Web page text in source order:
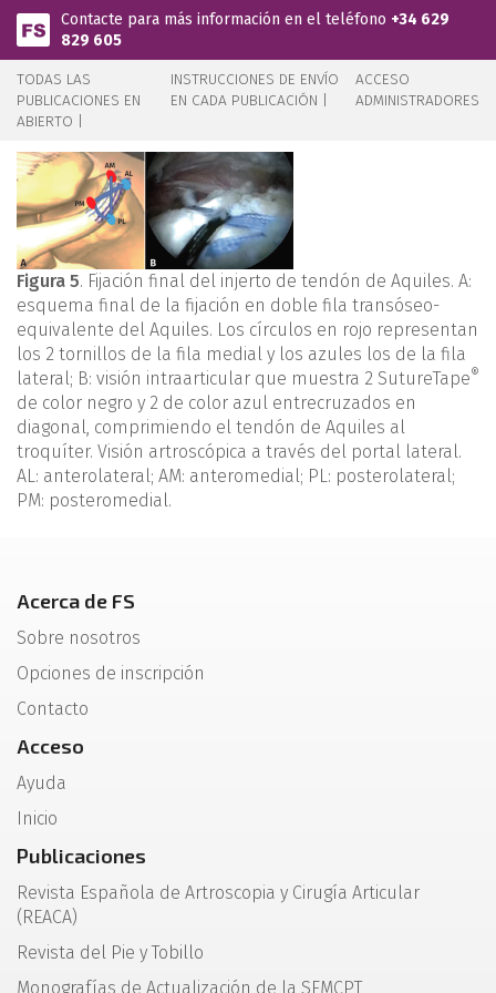
Pasar al contenido principal
Contacte para más información en el teléfono +34 629
829 605
TODAS LAS
PUBLICACIONES EN
ABIERTO |
INSTRUCCIONES DE ENVÍO
EN CADA PUBLICACIÓN |
ACCESO
ADMINISTRADORES
Figura 5. Fijación final del injerto de tendón de Aquiles. A:
esquema final de la fijación en doble fila transóseo-
equivalente del Aquiles. Los círculos en rojo representan
los 2 tornillos de la fila medial y los azules los de la fila
lateral; B: visión intraarticular que muestra 2 SutureTape®
de color negro y 2 de color azul entrecruzados en
diagonal, comprimiendo el tendón de Aquiles al
troquíter. Visión artroscópica a través del portal lateral.
AL: anterolateral; AM: anteromedial; PL: posterolateral;
PM: posteromedial.
Acerca de FS
Sobre nosotros
Opciones de inscripción
Contacto
Acceso
Ayuda
Inicio
Publicaciones
Revista Española de Artroscopia y Cirugía Articular
(REACA)
Revista del Pie y Tobillo
Monografías de Actualización de la SEMCPT